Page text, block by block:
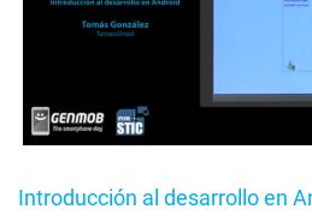
Introducción al desarrollo en